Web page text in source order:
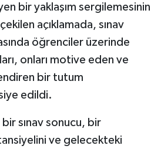
bir yaklaşım sergilemesinin
açıklamada, sınav
öğrenciler üzerinde
onları motive eden ve
bir tutum
edildi.
bir sınav sonucu, bir
ve gelecekteki